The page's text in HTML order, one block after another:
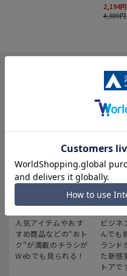
INFORMATION
最新のお買い得情報
人気アイテムやおす
すめ商品などの“おト
ク“が満載のチラシが
Webでも見られる！
ス
ビジネ
んでも
ランド
た新感
トアで